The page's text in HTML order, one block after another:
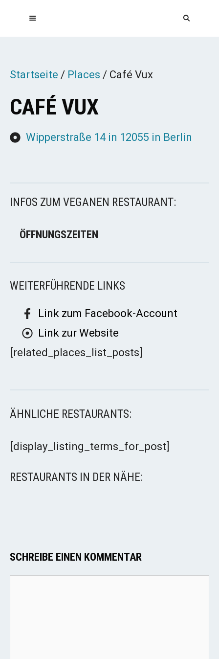
Startseite / Places / Café Vux
CAFÉ VUX
Wipperstraße 14 in 12055 in Berlin
INFOS ZUM VEGANEN RESTAURANT:
ÖFFNUNGSZEITEN
WEITERFÜHRENDE LINKS
Link zum Facebook-Account
Link zur Website
[related_places_list_posts]
ÄHNLICHE RESTAURANTS:
[display_listing_terms_for_post]
RESTAURANTS IN DER NÄHE:
SCHREIBE EINEN KOMMENTAR